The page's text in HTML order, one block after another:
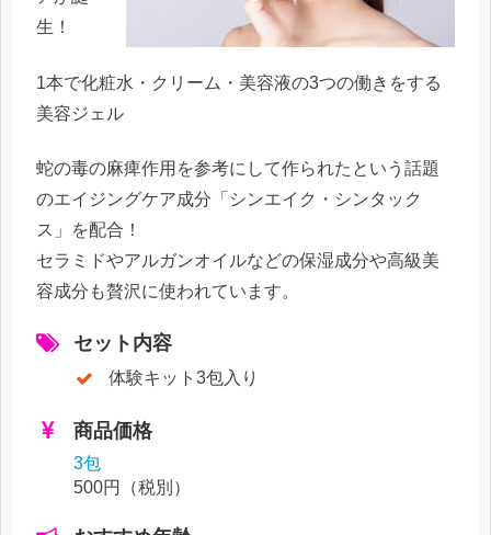
生！
1本で化粧水・クリーム・美容液の3つの働きをする
美容ジェル
蛇の毒の麻痺作用を参考にして作られたという話題
のエイジングケア成分「シンエイク・シンタック
ス」を配合！
セラミドやアルガンオイルなどの保湿成分や高級美
容成分も贅沢に使われています。
セット内容
体験キット3包入り
商品価格
3包
500円
（税別）